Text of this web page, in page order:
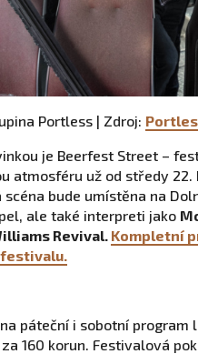
Portless | Zdroj:
je Beerfest Street –
atmosféru už od středy 22.
bude umístěna na
ale také interpreti jako
Revival. Kompletní
páteční i sobotní
za 160 korun. Festivalová